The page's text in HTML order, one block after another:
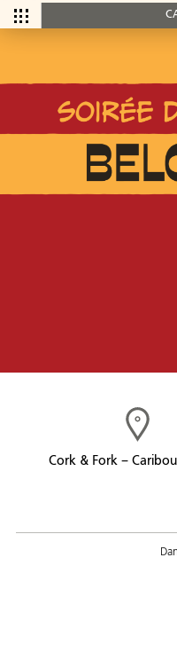
Tous les
Accueil et aide
Formation
Entrepreneuriat
Cork & Fork –